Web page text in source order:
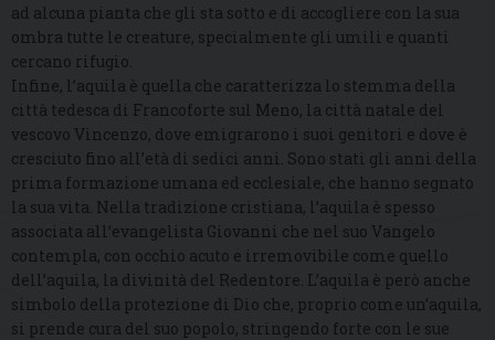
ad alcuna pianta che gli sta sotto e di accogliere con la sua
ombra tutte le creature, specialmente gli umili e quanti
cercano rifugio.
Infine, l’aquila è quella che caratterizza lo stemma della
città tedesca di Francoforte sul Meno, la città natale del
vescovo Vincenzo, dove emigrarono i suoi genitori e dove è
cresciuto fino all’età di sedici anni. Sono stati gli anni della
prima formazione umana ed ecclesiale, che hanno segnato
la sua vita. Nella tradizione cristiana, l’aquila è spesso
associata all’evangelista Giovanni che nel suo Vangelo
contempla, con occhio acuto e irremovibile come quello
dell’aquila, la divinità del Redentore. L’aquila è però anche
simbolo della protezione di Dio che, proprio come un’aquila,
si prende cura del suo popolo, stringendo forte con le sue